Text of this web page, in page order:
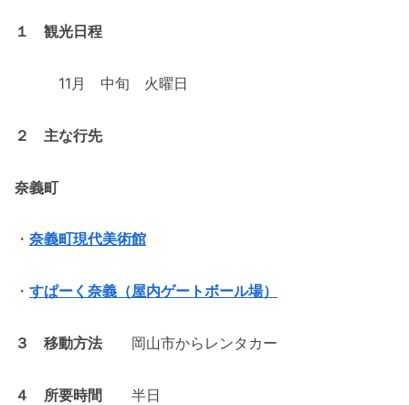
１ 観光日程
11月 中旬 火曜日
２ 主な行先
奈義町
・ 奈義町現代美術館
・ すぱーく奈義（屋内ゲートボール場）
３ 移動方法 岡山市からレンタカー
４ 所要時間 半日